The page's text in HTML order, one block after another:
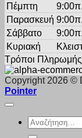
Πέμπτη
Παρασκευή
Σάββατο
Κυριακή
Τρόποι Πληρωμής
Copyright 2026 ©
Pointer
Αναζήτηση
για: